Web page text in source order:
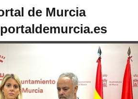
de Murcia